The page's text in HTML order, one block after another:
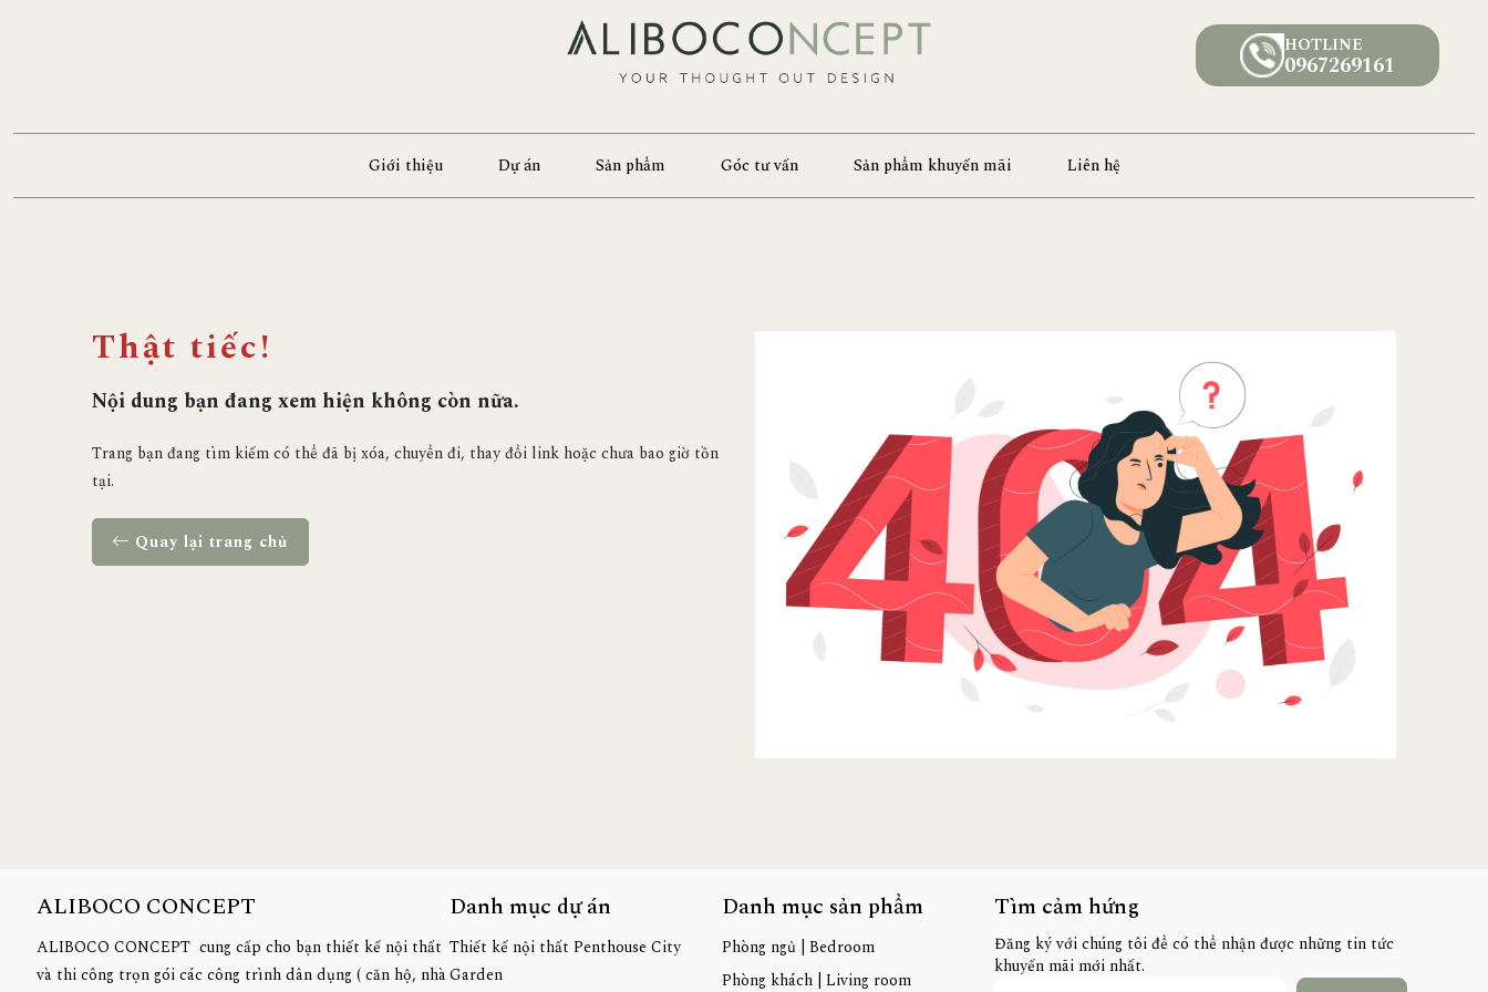
HOTLINE
0967269161
Giới thiệu Dự án Sản phẩm Góc tư vấn Sản phẩm khuyến mãi Liên hệ
Thật tiếc!
Nội dung bạn đang xem hiện không còn nữa.
Trang bạn đang tìm kiếm có thể đã bị xóa, chuyển đi, thay đổi link hoặc chưa bao giờ tồn
tại.
Quay lại trang chủ
ALIBOCO CONCEPT
ALIBOCO CONCEPT cung cấp cho bạn thiết kế nội thất
và thi công trọn gói các công trình dân dụng ( căn hộ, nhà
Danh mục dự án
Thiết kế nội thất Penthouse City
Garden
Danh mục sản phẩm
Phòng ngủ | Bedroom
Phòng khách | Living room
Tìm cảm hứng
Đăng ký với chúng tôi để có thể nhận được những tin tức
khuyến mãi mới nhất.